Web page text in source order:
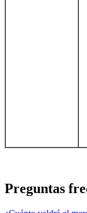
Preguntas